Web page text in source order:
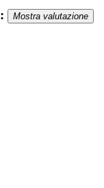
: Mostra valutazione